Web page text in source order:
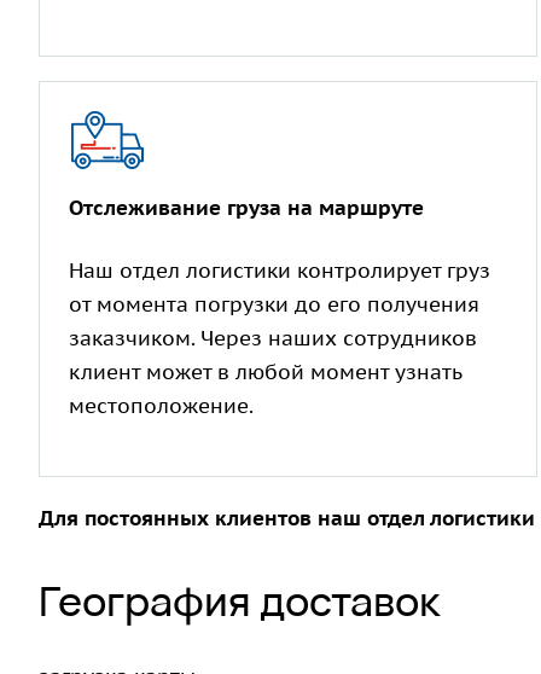
Отслеживание груза на маршруте
Наш отдел логистики контролирует груз
от момента погрузки до его получения
заказчиком. Через наших сотрудников
клиент может в любой момент узнать
местоположение.
Для постоянных клиентов наш отдел
География доставок